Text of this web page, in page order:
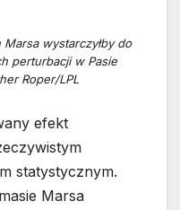
wystarczyłby do
perturbacji w Pasie
Roper/LPL
efekt
statystycznym.
Marsa